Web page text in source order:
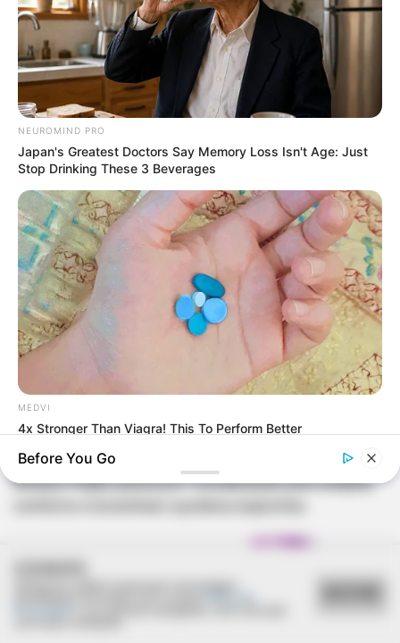
Deixe um Comentário
VEJA TAMBÉM
REVITALIZAÇÃO
Ginásio Feijão passa por revitalização para ampliar
NEUROMIND PRO
Japan's Greatest Doctors Say Memory Loss Isn't Age: Just
Stop Drinking These 3 Beverages
MEDVI
4x Stronger Than Viagra! This To Perform Better
Before You Go